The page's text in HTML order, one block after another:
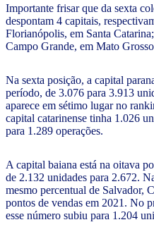
Importante frisar que da sexta
despontam 4 capitais,
Florianópolis, em Santa
Campo Grande, em Mato
Na sexta posição, a capital
período, de 3.076 para 3.913
aparece em sétimo lugar no
capital catarinense tinha 1.026
para 1.289 operações.
A capital baiana está na oitava
de 2.132 unidades para 2.672.
mesmo percentual de Salvador,
pontos de vendas em 2021. No
esse número subiu para 1.204